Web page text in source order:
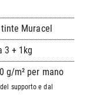
Muracel
3 + 1kg
g/m² per mano
supporto e dal